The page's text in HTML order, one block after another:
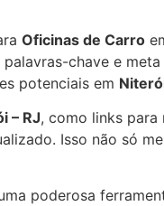
Oficinas de Carro
chave e
potenciais em
– RJ, como links para
Isso não só
poderosa